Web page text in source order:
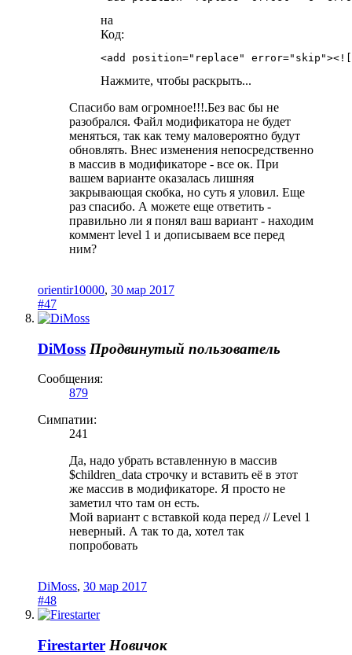
на
Код:
<add position="replace"
Нажмите, чтобы раскрыть...
Спасибо вам огромное!!!.Без вас бы не
разобрался. Файл модификатора не будет
меняться, так как тему маловероятно будут
обновлять. Внес изменения непосредственно
в массив в модификаторе - все ок. При
вашем варианте оказалась лишняя
закрывающая скобка, но суть я уловил. Еще
раз спасибо. А можете еще ответить -
правильно ли я понял ваш вариант - находим
коммент level 1 и дописываем все перед
ним?
orientir10000, 30 мар 2017
#47
DiMoss Продвинутый пользователь
Сообщения:
879
Симпатии:
241
Да, надо убрать вставленную в массив
$children_data строчку и вставить её в этот
же массив в модификаторе. Я просто не
заметил что там он есть.
Мой вариант с вставкой кода перед // Level 1
неверный. А так то да, хотел так
попробовать
DiMoss, 30 мар 2017
#48
Firestarter Новичок